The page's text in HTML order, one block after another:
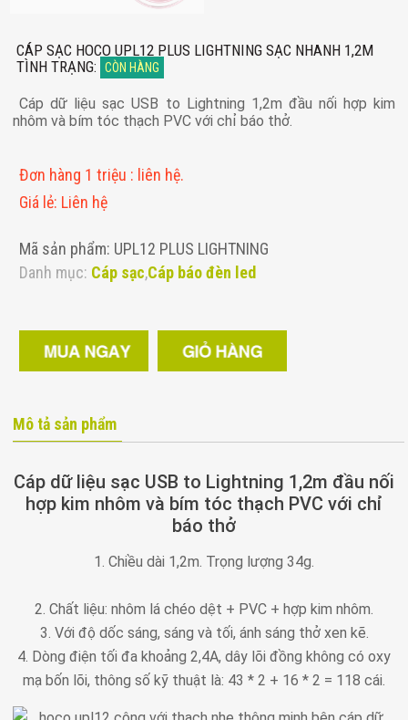
CÁP SẠC HOCO UPL12 PLUS LIGHTNING SẠC NHANH 1,2M
TÌNH TRẠNG: CÒN HÀNG
Cáp dữ liệu sạc USB to Lightning 1,2m đầu nối hợp kim
nhôm và bím tóc thạch PVC với chỉ báo thở.
Đơn hàng 1 triệu : liên hệ.
Giá lẻ: Liên hệ
Mã sản phẩm: UPL12 PLUS LIGHTNING
Danh mục: Cáp sạc,Cáp báo đèn led
Mô tả sản phẩm
Cáp dữ liệu sạc USB to Lightning 1,2m đầu nối
hợp kim nhôm và bím tóc thạch PVC với chỉ
báo thở
1. Chiều dài 1,2m. Trọng lượng 34g.
2. Chất liệu: nhôm lá chéo dệt + PVC + hợp kim nhôm.
3. Với độ dốc sáng, sáng và tối, ánh sáng thở xen kẽ.
4. Dòng điện tối đa khoảng 2,4A, dây lõi đồng không có oxy
mạ bốn lõi, thông số kỹ thuật là: 43 * 2 + 16 * 2 = 118 cái.